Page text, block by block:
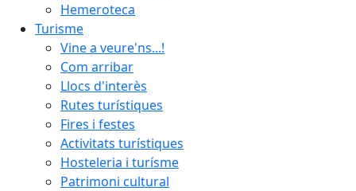
Hemeroteca
Turisme
Vine a veure'ns...!
Com arribar
Llocs d'interès
Rutes turístiques
Fires i festes
Activitats turístiques
Hosteleria i turísme
Patrimoni cultural